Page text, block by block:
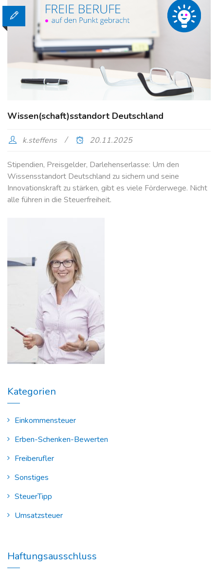
Wissen(schaft)sstandort Deutschland
k.steffens 20.11.2025
Stipendien, Preisgelder, Darlehenserlasse: Um den
Wissensstandort Deutschland zu sichern und seine
Innovationskraft zu stärken, gibt es viele Förderwege. Nicht
alle führen in die Steuerfreiheit.
Kategorien
Einkommensteuer
Erben-Schenken-Bewerten
Freiberufler
Sonstiges
SteuerTipp
Umsatzsteuer
Haftungsausschluss